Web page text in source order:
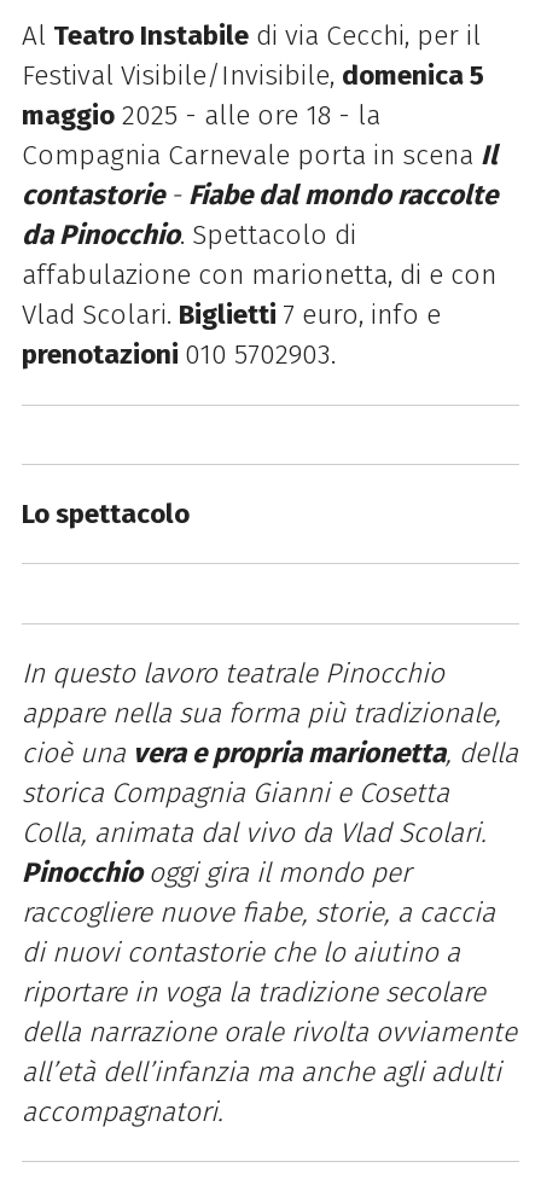
Al Teatro Instabiledi via Cecchi, per il
Festival Visibile/Invisibile, domenica 5
maggio2025 - alle ore 18 - la
Compagnia Carnevale porta in scena Il
contastorie - Fiabe dal mondo raccolte
da Pinocchio. Spettacolo di
affabulazione con marionetta, di e con
Vlad Scolari. Biglietti 7 euro, info e
prenotazioni 010 5702903.
Lo spettacolo
In questo lavoro teatrale Pinocchio
appare nella sua forma più tradizionale,
cioè una vera e propria marionetta, della
storica Compagnia Gianni e Cosetta
Colla, animata dal vivo da Vlad Scolari.
Pinocchiooggi gira il mondo per
raccogliere nuove fiabe, storie, a caccia
di nuovi contastorie che lo aiutino a
riportare in voga la tradizione secolare
della narrazione orale rivolta ovviamente
all’età dell’infanzia ma anche agli adulti
accompagnatori.